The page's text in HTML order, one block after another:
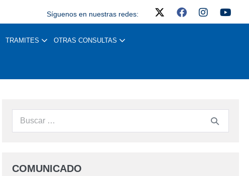
Síguenos en nuestras redes:
TRAMITES OTRAS CONSULTAS
COMUNICADO